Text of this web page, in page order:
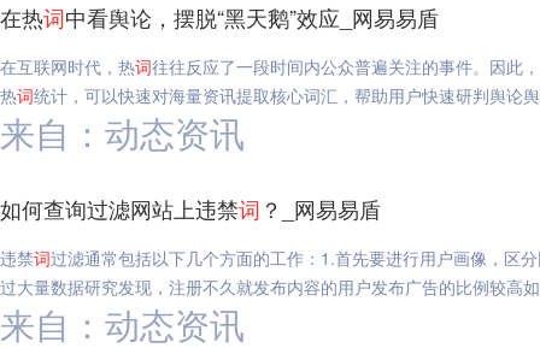
在热词中看舆论，摆脱“黑天鹅”效应_网易易盾
在互联网时代，热词往往反应了一段时间内公众普遍关注的事件。因此
热词统计，可以快速对海量资讯提取核心词汇，帮助用户快速研判舆论
来自：动态资讯
如何查询过滤网站上违禁词 ？_网易易盾
违禁词过滤通常包括以下几个方面的工作：1.首先要进行用户画像，区
过大量数据研究发现，注册不久就发布内容的用户发布广告的比例较高
来自：动态资讯